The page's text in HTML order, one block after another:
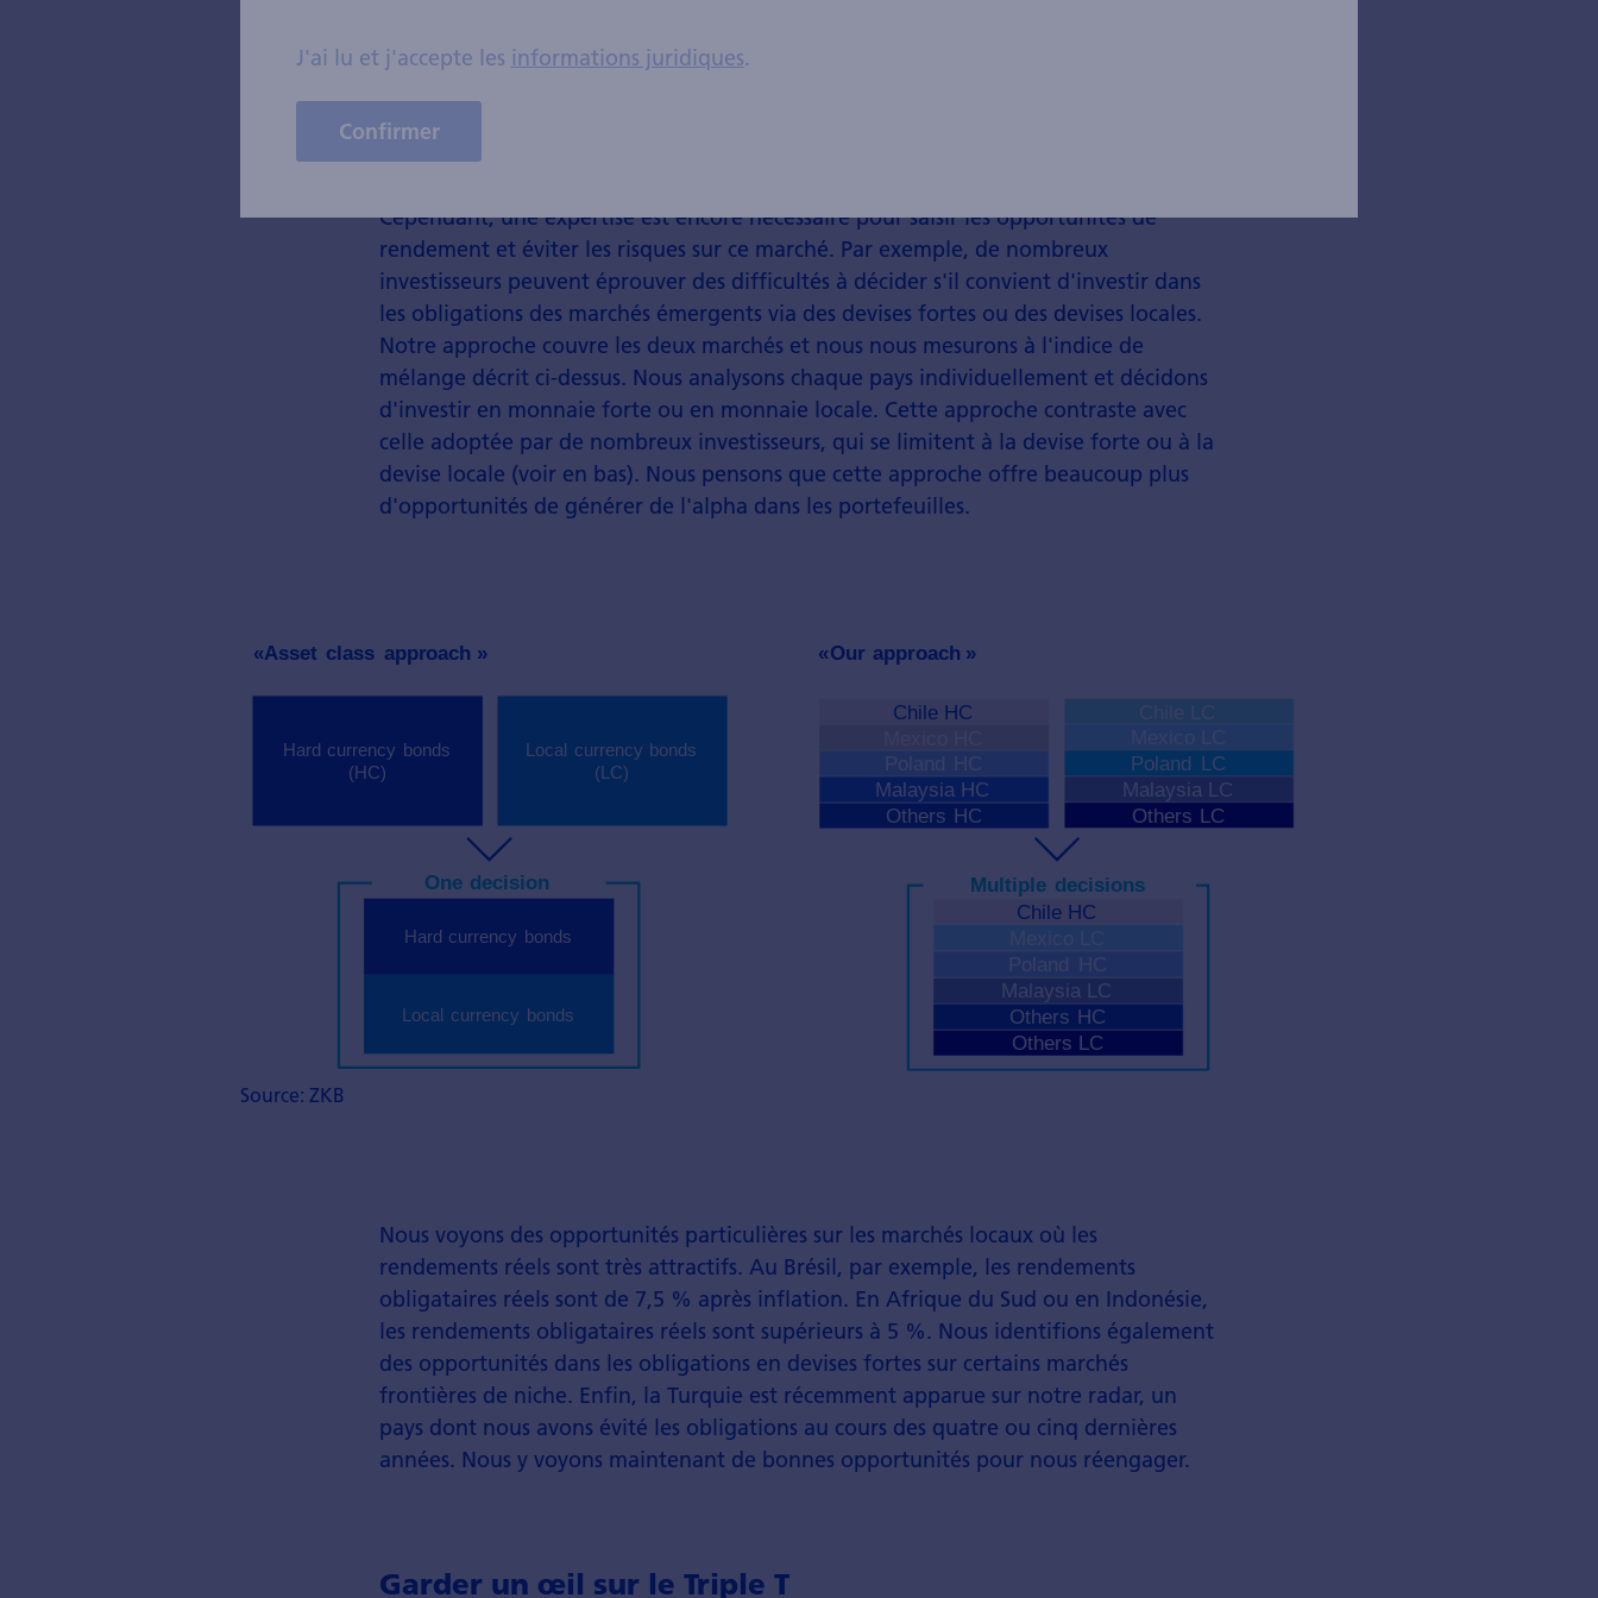
Cependant, une expertise est encore nécessaire pour saisir les opportunités de
rendement et éviter les risques sur ce marché. Par exemple, de nombreux
investisseurs peuvent éprouver des difficultés à décider s'il convient d'investir dans
les obligations des marchés émergents via des devises fortes ou des devises locales.
Notre approche couvre les deux marchés et nous nous mesurons à l'indice de
mélange décrit ci-dessus. Nous analysons chaque pays individuellement et décidons
d'investir en monnaie forte ou en monnaie locale. Cette approche contraste avec
celle adoptée par de nombreux investisseurs, qui se limitent à la devise forte ou à la
devise locale (voir en bas). Nous pensons que cette approche offre beaucoup plus
d'opportunités de générer de l'alpha dans les portefeuilles.
Source: ZKB
Nous voyons des opportunités particulières sur les marchés locaux où les
rendements réels sont très attractifs. Au Brésil, par exemple, les rendements
obligataires réels sont de 7,5 % après inflation. En Afrique du Sud ou en Indonésie,
les rendements obligataires réels sont supérieurs à 5 %. Nous identifions également
des opportunités dans les obligations en devises fortes sur certains marchés
frontières de niche. Enfin, la Turquie est récemment apparue sur notre radar, un
pays dont nous avons évité les obligations au cours des quatre ou cinq dernières
années. Nous y voyons maintenant de bonnes opportunités pour nous réengager.
Garder un œil sur le Triple T
J'ai lu et j'accepte les informations juridiques.
Confirmer